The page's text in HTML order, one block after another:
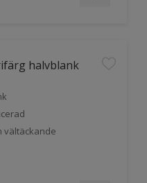
halvblank
vältäckande